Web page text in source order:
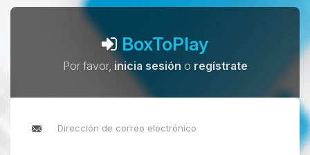
BoxToPlay
Por favor, inicia sesión o regístrate